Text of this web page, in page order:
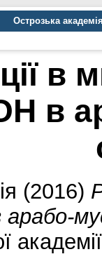
Острозька
в
в
(2016)